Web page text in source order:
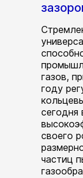
газов,
году
сегодня
своего
частиц